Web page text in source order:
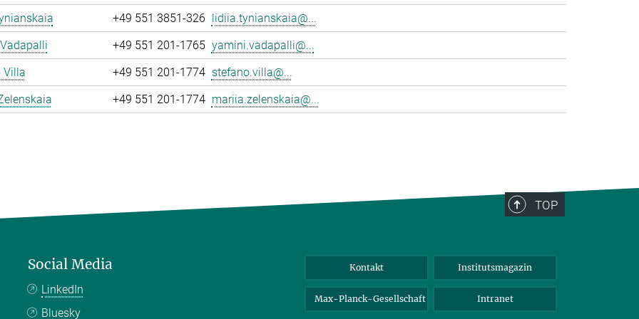
+49 551 3851-326 lidiia.tynianskaia@...
+49 551 201-1765 yamini.vadapalli@...
Villa
+49 551 201-1774 stefano.villa@...
+49 551 201-1774 mariia.zelenskaia@...
TOP
Social Media
LinkedIn
Bluesky
Kontakt Institutsmagazin
Max-Planck-Gesellschaft Intranet